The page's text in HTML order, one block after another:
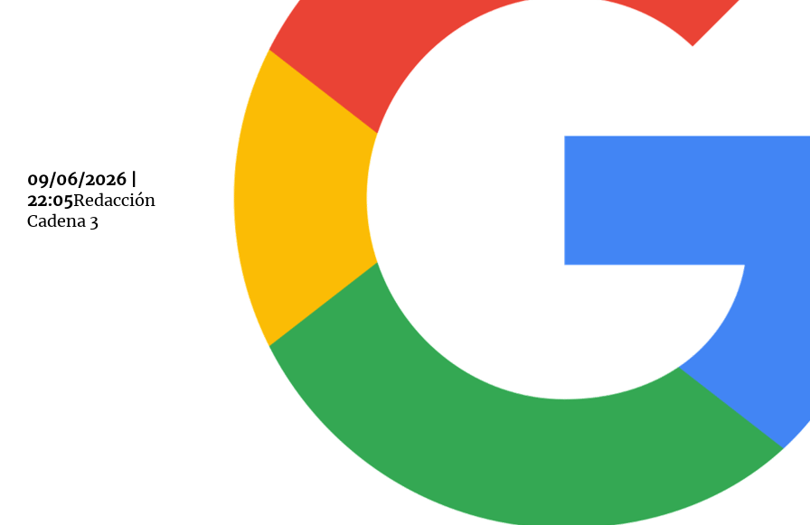
09/06/2026 |
22:05Redacción
Cadena 3
Notas
Mundial 2026 La Sole en Cadena 3 Cadena 3